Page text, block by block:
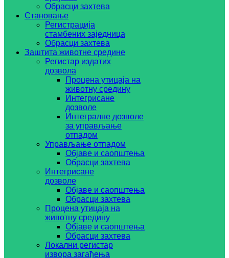
Обрасци захтева
Становање
Регистрација
стамбених заједница
Обрасци захтева
Заштита животне средине
Регистар издатих
дозвола
Процена утицаја на
животну средину
Интегрисане
дозволе
Интегралне дозволе
за управљање
отпадом
Управљање отпадом
Објаве и саопштења
Обрасци захтева
Интегрисане
дозволе
Објаве и саопштења
Обрасци захтева
Процена утицаја на
животну средину
Објаве и саопштења
Обрасци захтева
Локални регистар
извора загађења